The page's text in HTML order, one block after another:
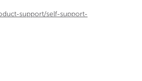
support/self-support-